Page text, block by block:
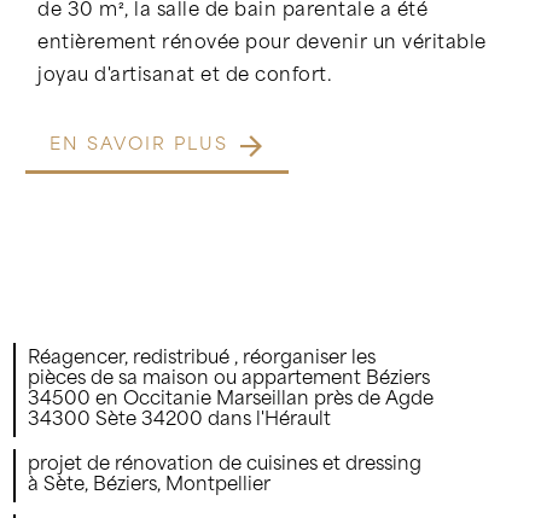
de 30 m², la salle de bain parentale a été
entièrement rénovée pour devenir un véritable
joyau d'artisanat et de confort.
EN SAVOIR PLUS
Réagencer, redistribué , réorganiser les
pièces de sa maison ou appartement Béziers
34500 en Occitanie Marseillan près de Agde
34300 Sète 34200 dans l'Hérault
projet de rénovation de cuisines et dressing
à Sète, Béziers, Montpellier